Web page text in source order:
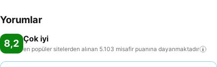
Yorumlar
8,2 Çok iyi
en popüler sitelerden alınan 5.103 misafir puanına dayanmaktadır